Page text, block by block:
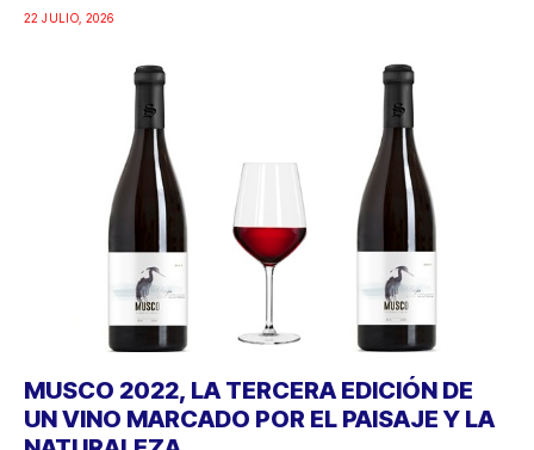
22 JULIO, 2026
MUSCO 2022, LA TERCERA EDICIÓN DE
UN VINO MARCADO POR EL PAISAJE Y LA